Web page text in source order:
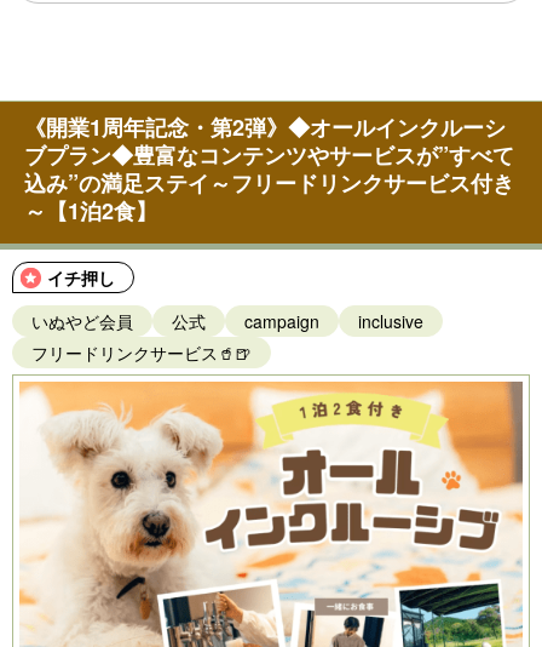
《開業1周年記念・第2弾》◆オールインクルーシ
ブプラン◆豊富なコンテンツやサービスが”すべて
込み”の満足ステイ～フリードリンクサービス付き
～【1泊2食】
イチ押し
いぬやど会員
公式 campaign
inclusive
フリードリンクサービス🥤🍺